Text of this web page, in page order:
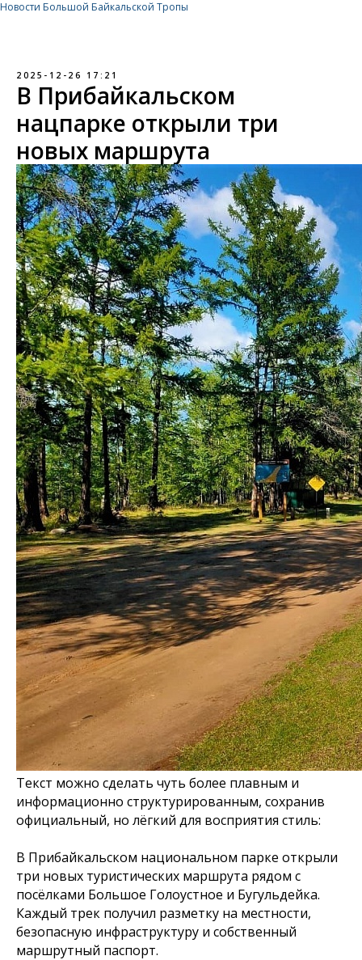
Новости Большой Байкальской Тропы
2025-12-26 17:21
В Прибайкальском
нацпарке открыли три
новых маршрута
Текст можно сделать чуть более плавным и
информационно структурированным, сохранив
официальный, но лёгкий для восприятия стиль:
В Прибайкальском национальном парке открыли
три новых туристических маршрута рядом с
посёлками Большое Голоустное и Бугульдейка.
Каждый трек получил разметку на местности,
безопасную инфраструктуру и собственный
маршрутный паспорт.